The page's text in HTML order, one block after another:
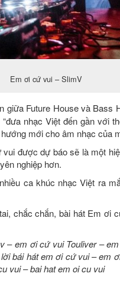
Em ơi cứ vui – SlimV
Future House và Bass
nhạc Việt đến gần với
mới cho âm nhạc của
được dự báo sẽ là một
nghiệp hơn.
ca khúc nhạc Việt ra
chắc chắn, bài hát Em ơi
–em ơi cứ vui Touliver–
lời bái hát em ơi cứ vui–em
vui–bai hat em oi cu vui